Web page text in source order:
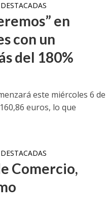
en
con un
del 180%
este miércoles 6 de
euros, lo que
Comercio,